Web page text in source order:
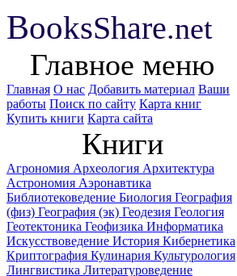
BooksShare.net
Главное меню
Главная О нас Добавить материал Ваши
работы Поиск по сайту Карта книг
Купить книги Карта сайта
Книги
Агрономия Археология Архитектура
Астрономия Аэронавтика
Библиотековедение Биология География
(физ) География (эк) Геодезия Геология
Геотектоника Геофизика Информатика
Искусствоведение История Кибернетика
Криптография Кулинария Культурология
Лингвистика Литературоведение